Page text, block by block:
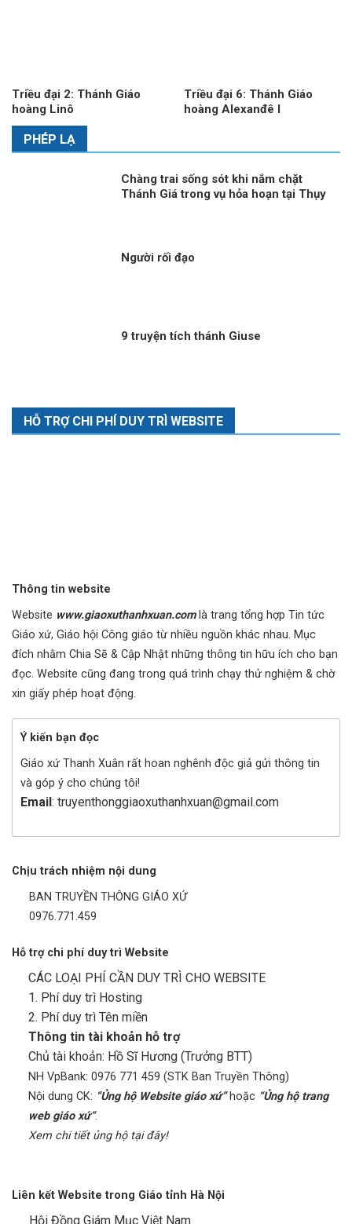
Triều đại 2: Thánh Giáo
hoàng Linô
Triều đại 6: Thánh Giáo
hoàng Alexanđê I
PHÉP LẠ
Chàng trai sống sót khi nắm chặt
Thánh Giá trong vụ hỏa hoạn tại Thụy
Người rối đạo
9 truyện tích thánh Giuse
HỖ TRỢ CHI PHÍ DUY TRÌ WEBSITE
Thông tin website
Website www.giaoxuthanhxuan.com là trang tổng hợp Tin tức
Giáo xứ, Giáo hội Công giáo từ nhiều nguồn khác nhau. Mục
đích nhằm Chia Sẽ & Cập Nhật những thông tin hữu ích cho bạn
đọc. Website cũng đang trong quá trình chạy thử nghiệm & chờ
xin giấy phép hoạt động.
Ý kiến bạn đọc
Giáo xứ Thanh Xuân rất hoan nghênh độc giả gửi thông tin
và góp ý cho chúng tôi!
Email : truyenthonggiaoxuthanhxuan@gmail.com
Chịu trách nhiệm nội dung
BAN TRUYỀN THÔNG GIÁO XỨ
0976.771.459
Hỗ trợ chi phí duy trì Website
CÁC LOẠI PHÍ CẦN DUY TRÌ CHO WEBSITE
1. Phí duy trì Hosting
2. Phí duy trì Tên miền
Thông tin tài khoản hỗ trợ
Chủ tài khoản: Hồ Sĩ Hương (Trưởng BTT)
NH VpBank: 0976 771 459 (STK Ban Truyền Thông)
Nội dung CK: “Ủng hộ Website giáo xứ”hoặc “Ủng hộ trang
web giáo xứ“.
Xem chi tiết ủng hộ tại đây!
Liên kết Website trong Giáo tỉnh Hà Nội
Hội Đồng Giám Mục Việt Nam